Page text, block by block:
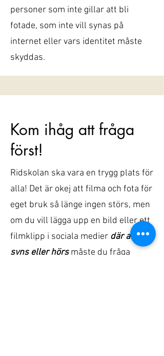
personer som inte gillar att bli
fotade, som inte vill synas på
internet eller vars identitet måste
skyddas.
Kom ihåg att fråga
först!
Ridskolan ska vara en trygg plats för
alla! Det är okej att filma och fota för
eget bruk så länge ingen störs, men
om du vill lägga upp en bild eller ett
filmklipp i sociala medier där andra
syns eller hörsmåste du fråga